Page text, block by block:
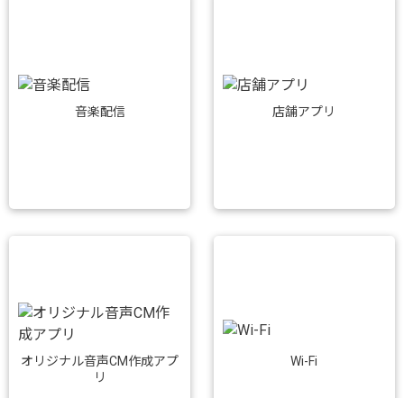
音楽配信 店舗アプリ
オリジナル音声CM作成アプ
リ
Wi-Fi